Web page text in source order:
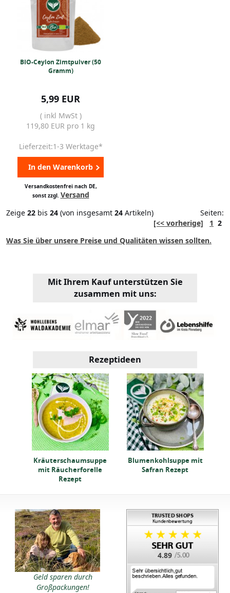
BIO-Ceylon Zimtpulver (50
Gramm)
5,99 EUR
( inkl MwSt )
119,80 EUR pro 1 kg
Lieferzeit:1-3 Werktage*
In den Warenkorb
Versandkostenfrei nach DE,
sonst zzgl. Versand
Zeige 22 bis 24 (von insgesamt 24 Artikeln)
Seiten:
[<< vorherige]
1 2
Was Sie über unsere Preise und Qualitäten wissen sollten.
Mit Ihrem Kauf unterstützen Sie
zusammen mit uns:
Rezeptideen
Kräuterschaumsuppe
mit Räucherforelle
Rezept
Blumenkohlsuppe mit
Safran Rezept
Geld sparen durch
Großpackungen!
4.89